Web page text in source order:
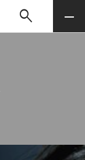
Söksearch Meny